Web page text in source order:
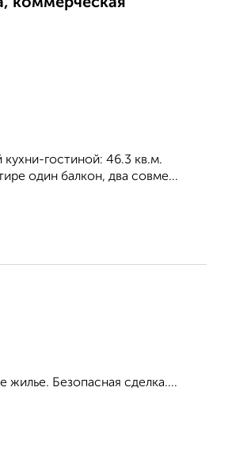
коммерческая
гостиной: 46.3 кв.м.
один балкон, два совме...
жилье. Безопасная сделка....